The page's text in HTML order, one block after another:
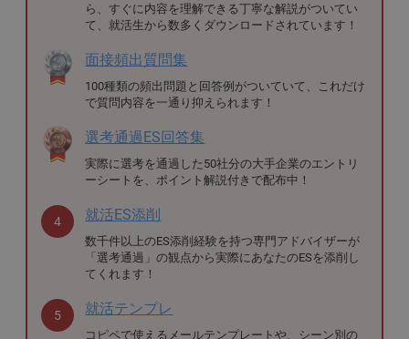
ら、すぐに内容を理解できる丁寧な解説がついてい
て、就活生から数多くダウンロードされています！
面接頻出質問集
100種類の頻出問題と回答例がついていて、これだけ
で質問内容を一通り抑えられます！
選考通過ES回答集
実際に選考を通過した50社分の大手企業のエントリ
ーシートを、ポイント解説付きで配布中！
4 就活ES添削
数千件以上のES添削経験を持つ専門アドバイザーが
「選考通過」の観点から実際にあなたのESを添削し
てくれます！
5 就活テンプレ
コピペで使えるメールテンプレートや、シーン別の